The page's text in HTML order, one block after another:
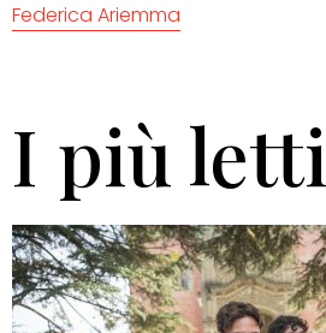
Federica Ariemma
I più letti